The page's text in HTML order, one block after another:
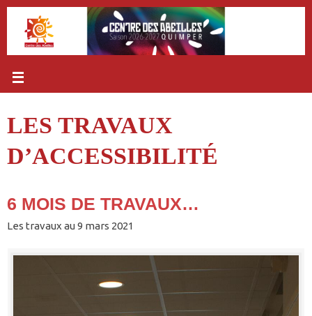
Passer
contenu
LES TRAVAUX
D’ACCESSIBILITÉ
6 MOIS DE TRAVAUX…
Les travaux au 9 mars 2021